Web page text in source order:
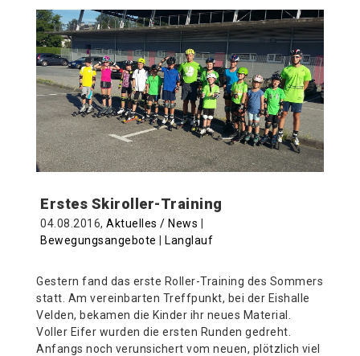
Erstes Skiroller-Training
04.08.2016, Aktuelles / News
Bewegungsangebote
Langlauf
Gestern fand das erste Roller-Training des Sommers
statt. Am vereinbarten Treffpunkt, bei der Eishalle
Velden, bekamen die Kinder ihr neues Material.
Voller Eifer wurden die ersten Runden gedreht.
Anfangs noch verunsichert vom neuen, plötzlich viel